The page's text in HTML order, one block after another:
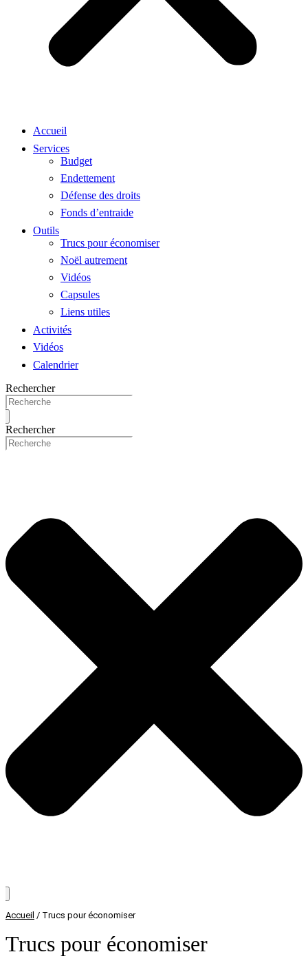
Accueil
Services
Budget
Endettement
Défense des droits
Fonds d’entraide
Outils
Trucs pour économiser
Noël autrement
Vidéos
Capsules
Liens utiles
Activités
Vidéos
Calendrier
Rechercher
Rechercher
Accueil / Trucs pour économiser
Trucs pour économiser